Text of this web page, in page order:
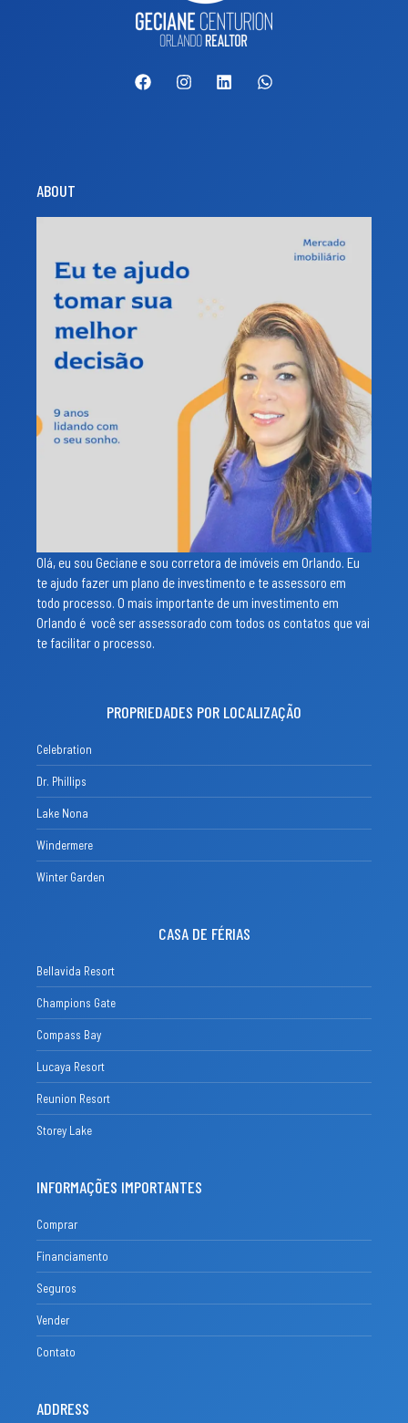
ABOUT
Olá, eu sou Geciane e sou corretora de imóveis em Orlando. Eu
te ajudo fazer um plano de investimento e te assessoro em
todo processo. O mais importante de um investimento em
Orlando é você ser assessorado com todos os contatos que vai
te facilitar o processo.
PROPRIEDADES POR LOCALIZAÇÃO
Celebration
Dr. Phillips
Lake Nona
Windermere
Winter Garden
CASA DE FÉRIAS
Bellavida Resort
Champions Gate
Compass Bay
Lucaya Resort
Reunion Resort
Storey Lake
INFORMAÇÕES IMPORTANTES
Comprar
Financiamento
Seguros
Vender
Contato
ADDRESS